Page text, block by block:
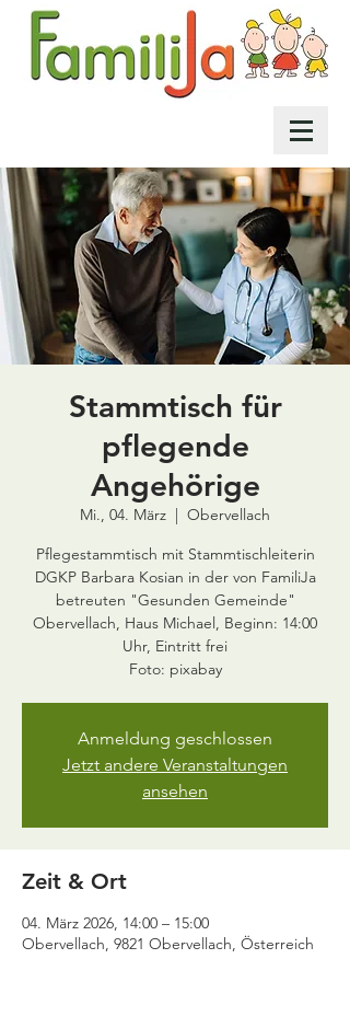
Stammtisch für
pflegende
Angehörige
Mi., 04. März
  |
Obervellach
Pflegestammtisch mit Stammtischleiterin
DGKP Barbara Kosian in der von FamiliJa
betreuten "Gesunden Gemeinde"
Obervellach, Haus Michael, Beginn: 14:00
Uhr, Eintritt frei
Foto: pixabay
Anmeldung geschlossen
Jetzt andere Veranstaltungen
ansehen
Zeit & Ort
04. März 2026, 14:00 – 15:00
Obervellach, 9821 Obervellach, Österreich